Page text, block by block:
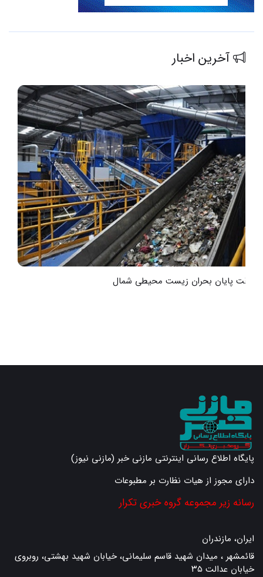
آخرین اخبار
به‌وقت پایان بحران زیست محیطی شمال
پایگاه اطلاع رسانی اینترنتی مازنی خبر (مازنی نیوز)
دارای مجوز از هیات نظارت بر مطبوعات
رسانه زیر مجموعه گروه خبری تکرار
ایران، مازندران
قائمشهر ، میدان شهید قاسم سلیمانی، خیابان شهید بهشتی، روبروی
خیابان عدالت ۳۵